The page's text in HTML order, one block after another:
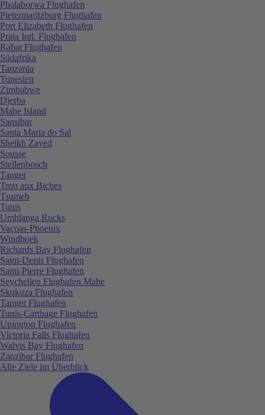
Phalaborwa Flughafen
Pietermaritzburg Flughafen
Port Elizabeth Flughafen
Praia Intl. Flughafen
Rabat Flughafen
Südafrika
Tanzania
Tunesien
Zimbabwe
Djerba
Mahe Island
Sansibar
Santa Maria do Sal
Sheikh Zayed
Sousse
Stellenbosch
Tanger
Trou aux Biches
Tsumeb
Tunis
Umhlanga Rocks
Vacoas-Phoenix
Windhoek
Richards Bay Flughafen
Saint-Denis Flughafen
Saint-Pierre Flughafen
Seychellen Flughafen Mahe
Skukuza Flughafen
Tanger Flughafen
Tunis-Carthage Flughafen
Upington Flughafen
Victoria Falls Flughafen
Walvis Bay Flughafen
Zanzibar Flughafen
Alle Ziele im Überblick